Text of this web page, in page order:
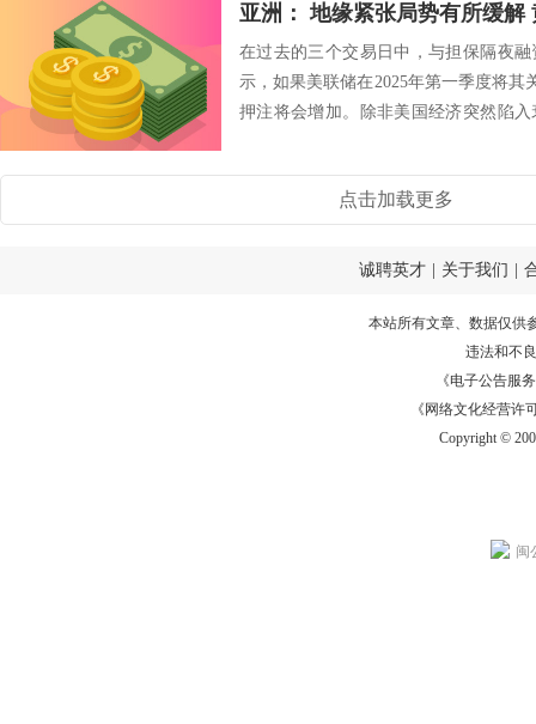
亚洲： 地缘紧张局势有所缓解
在过去的三个交易日中，与担保隔夜
示，如果美联储在2025年第一季度将其
押注将会增加。除非美国经济突然陷
点击加载更多
诚聘英才 关于我们
本站所有文章、数据仅供
违法和不
《电子公告服务
《网络文化经营许
Copyright ©
闽